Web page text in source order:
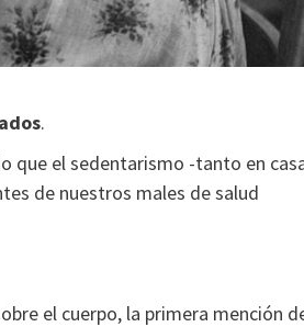
.
que el sedentarismo -tanto en
de nuestros males de salud
el cuerpo, la primera mención